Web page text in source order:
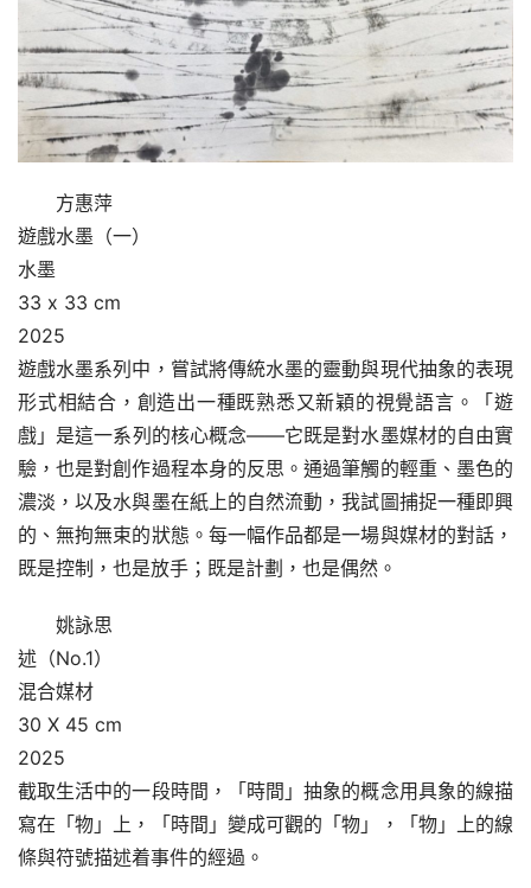
方惠萍
遊戲水墨（一）
水墨
33 x 33 cm
2025
遊戲水墨系列中，嘗試將傳統水墨的靈動與現代抽象的表現
形式相結合，創造出一種既熟悉又新穎的視覺語言。「遊
戲」是這一系列的核心概念——它既是對水墨媒材的自由實
驗，也是對創作過程本身的反思。通過筆觸的輕重、墨色的
濃淡，以及水與墨在紙上的自然流動，我試圖捕捉一種即興
的、無拘無束的狀態。每一幅作品都是一場與媒材的對話，
既是控制，也是放手；既是計劃，也是偶然。
姚詠思
述（No.1）
混合媒材
30 X 45 cm
2025
截取生活中的一段時間，「時間」抽象的概念用具象的線描
寫在「物」上，「時間」變成可觀的「物」，「物」上的線
條與符號描述着事件的經過。